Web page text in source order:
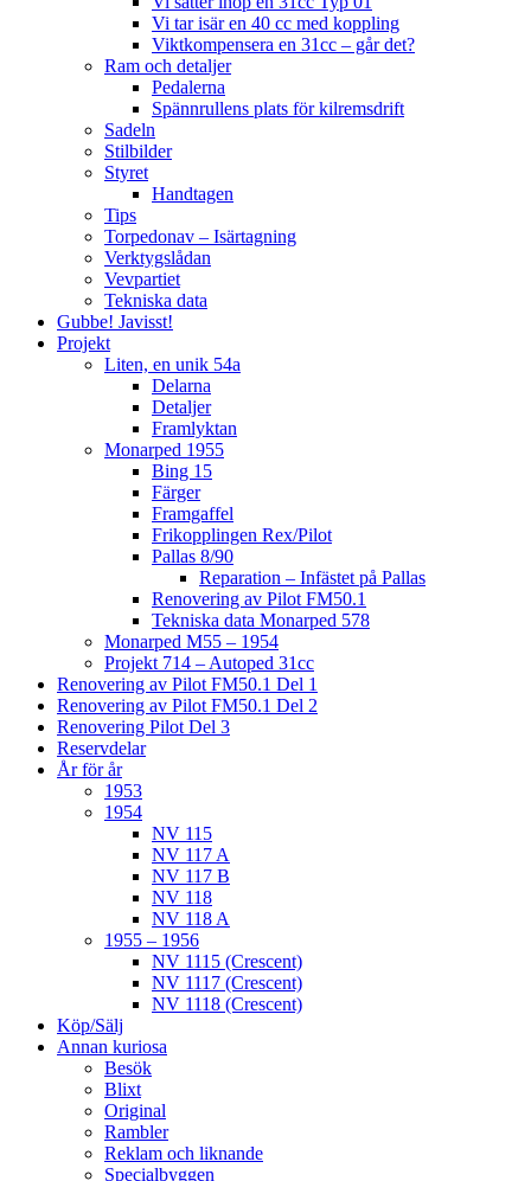
Vi tar isär en 40 cc med koppling
Viktkompensera en 31cc – går det?
Ram och detaljer
Pedalerna
Spännrullens plats för kilremsdrift
Sadeln
Stilbilder
Styret
Handtagen
Tips
Torpedonav – Isärtagning
Verktygslådan
Vevpartiet
Tekniska data
Gubbe! Javisst!
Projekt
Liten, en unik 54a
Delarna
Detaljer
Framlyktan
Monarped 1955
Bing 15
Färger
Framgaffel
Frikopplingen Rex/Pilot
Pallas 8/90
Reparation – Infästet på Pallas
Renovering av Pilot FM50.1
Tekniska data Monarped 578
Monarped M55 – 1954
Projekt 714 – Autoped 31cc
Renovering av Pilot FM50.1 Del 1
Renovering av Pilot FM50.1 Del 2
Renovering Pilot Del 3
Reservdelar
År för år
1953
1954
NV 115
NV 117 A
NV 117 B
NV 118
NV 118 A
1955 – 1956
NV 1115 (Crescent)
NV 1117 (Crescent)
NV 1118 (Crescent)
Köp/Sälj
Annan kuriosa
Besök
Blixt
Original
Rambler
Reklam och liknande
Specialbyggen